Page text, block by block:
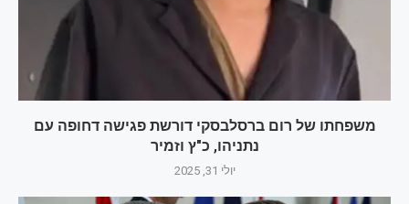
משפחתו של רום ברסלבסקי דורשת פגישה דחופה עם
נתניהו, כ"ץ וזמיר
יולי 31, 2025